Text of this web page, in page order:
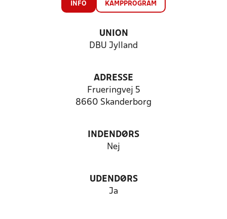
INFO KAMPPROGRAM
UNION
DBU Jylland
ADRESSE
Frueringvej 5
8660 Skanderborg
INDENDØRS
Nej
UDENDØRS
Ja